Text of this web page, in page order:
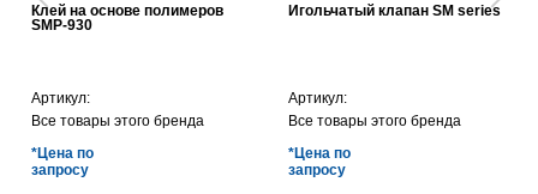
Клей на основе полимеров
SMP-930
Артикул:
Все товары этого бренда
*Цена по
запросу
Игольчатый клапан SM series
Артикул:
Все товары этого бренда
*Цена по
запросу